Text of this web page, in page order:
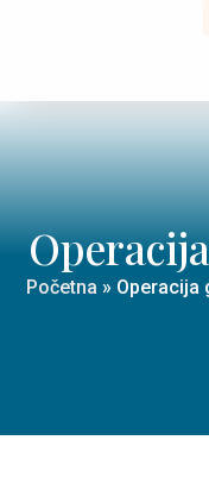
Početna » Operacija